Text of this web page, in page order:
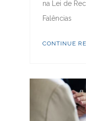
na Lei de
Falências
CONTINUE